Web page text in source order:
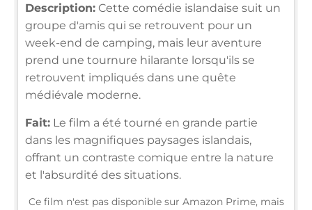
Description: Cette comédie islandaise suit un
groupe d'amis qui se retrouvent pour un
week-end de camping, mais leur aventure
prend une tournure hilarante lorsqu'ils se
retrouvent impliqués dans une quête
médiévale moderne.
Fait: Le film a été tourné en grande partie
dans les magnifiques paysages islandais,
offrant un contraste comique entre la nature
et l'absurdité des situations.
Ce film n'est pas disponible sur Amazon Prime, mais